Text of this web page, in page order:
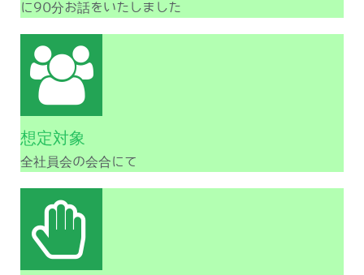
に90分お話をいたしました
想定対象
全社員会の会合にて